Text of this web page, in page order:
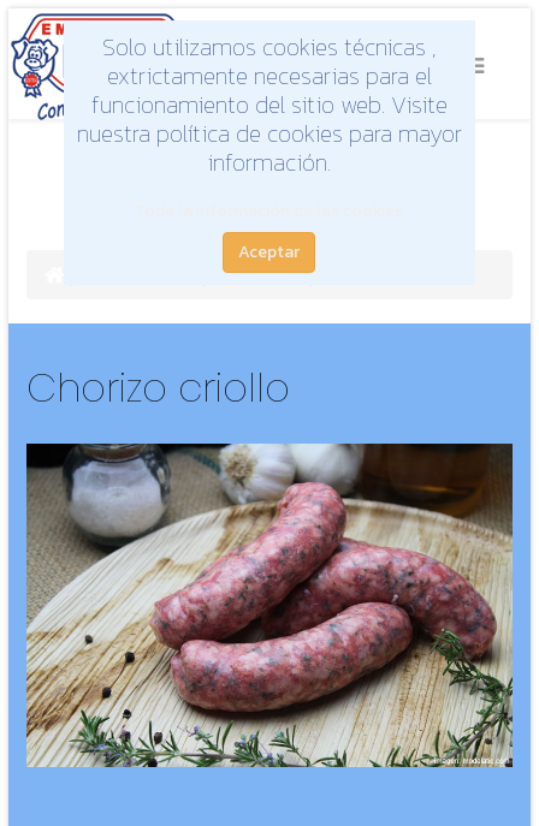
Solo utilizamos cookies técnicas ,
extrictamente necesarias para el
funcionamiento del sitio web. Visite
nuestra política de cookies para mayor
información.
Aceptar
Frescos
Chorizo criollo